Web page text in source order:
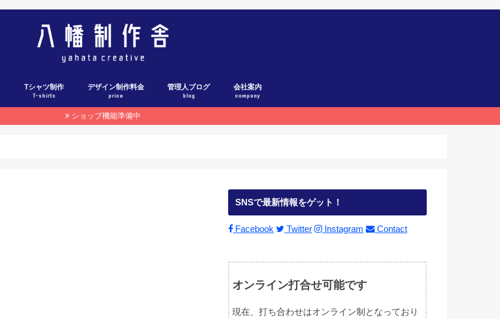
Tシャツ制作
T-shirts
Tシャツ制作料金表
Tシャツ制作の流れ
各社ウェブカタログ
Tシャツ制作実績
デザイン制作料金
price
管理人ブログ
blog
会社案内
company
ショップ機能準備中
SNSで最新情報をゲット！
Facebook Twitter Instagram Contact
オンライン打合せ可能です
現在、打ち合わせはオンライン制となっており